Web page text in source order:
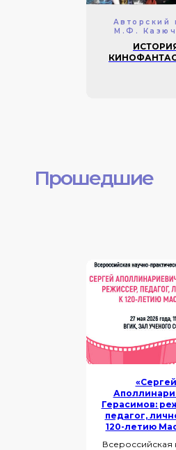
Авторский
М.Ф.
Прошедшие
«Сергей
Герасимов:
педагог,
120-летию
Всероссийская